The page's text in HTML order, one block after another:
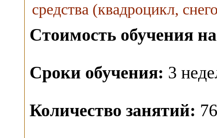
средства (квадроцикл,
Стоимость обучения
Сроки обучения: 3
Количество занятий: